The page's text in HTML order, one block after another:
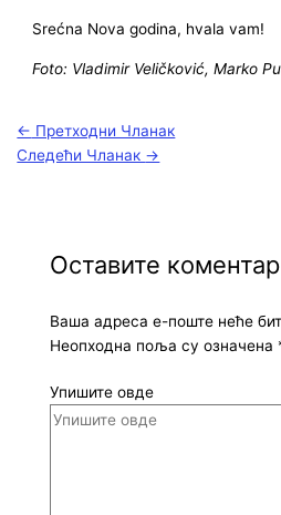
Srećna Nova godina, hvala vam!
Foto: Vladimir Veličković, Marko
← Претходни Чланак
Следећи Чланак →
Оставите коментар
Ваша адреса е-поште неће
Неопходна поља су означена
Упишите овде